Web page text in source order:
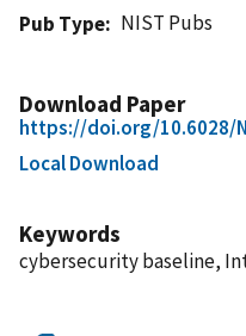
Pub Type
NIST Pubs
Download Paper
https://doi.org/10.6028/
Local Download
Keywords
cybersecurity baseline,